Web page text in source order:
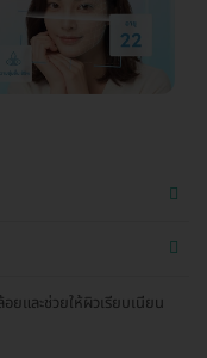
และช่วยให้ผิวเรียบเนียน